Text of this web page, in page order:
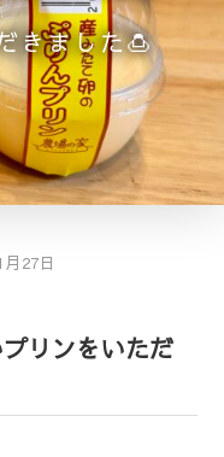
きました🍮
27日
リンをいただ